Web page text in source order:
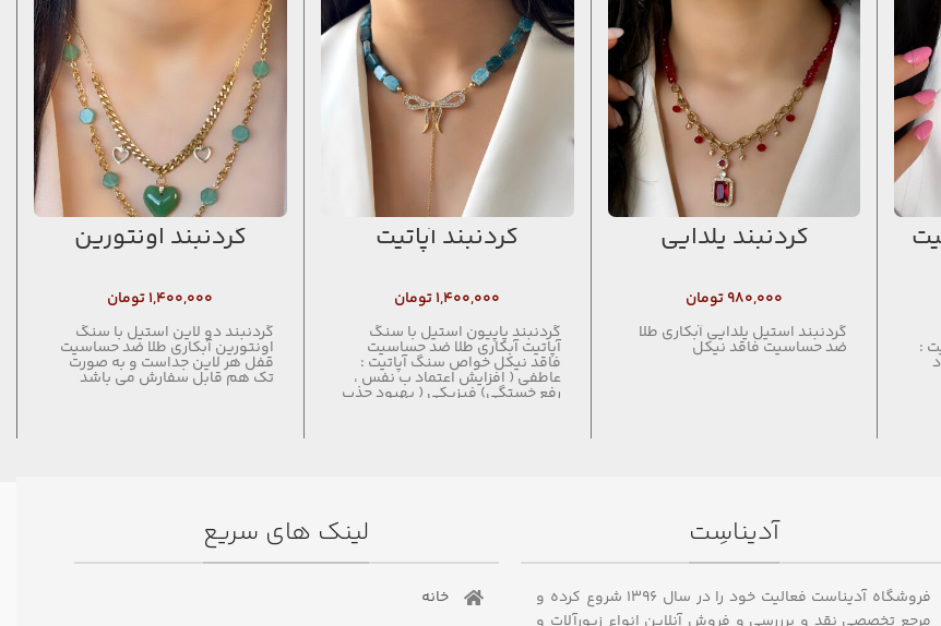
:
گردنبند یلدایی
۹۸۰,۰۰۰تومان
گردنبند استیل یلدایی آبکاری طلا
ضد حساسیت فاقد نیکل
گردنبند آپاتیت
۱,۴۰۰,۰۰۰تومان
گردنبند پاپیون استیل با سنگ
آپاتیت آبکاری طلا ضد حساسیت
فاقد نیکل خواص سنگ آپاتیت :
عاطفی ( افزایش اعتماد ب نفس ،
رفع خستگی) فیزیکی ( بهبود جذب
گردنبند اونتورین
۱,۴۰۰,۰۰۰تومان
گردنبند دو لاین استیل با سنگ
اونتورین آبکاری طلا ضد حساسیت
قفل هر لاین جداست و به صورت
تک هم قابل سفارش می باشد
آدیناسِت
فروشگاه آدیناست فعالیت خود را در سال ۱۳۹۶ شروع کرده و
لینک های سریع
خانه